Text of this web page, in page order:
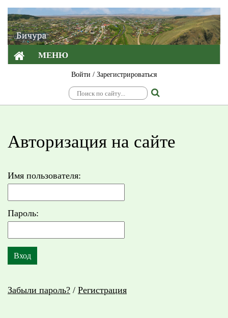
МЕНЮ
Войти / Зарегистрироваться
Авторизация на сайте
Имя пользователя:
Пароль:
Забыли пароль? / Регистрация